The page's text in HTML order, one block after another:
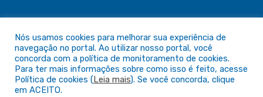
Todos os direitos reservados a Câmara de São Félix do Araguaia
Mapa do Site
Acessar Área Administrativa
Nós usamos cookies para melhorar sua experiência de
navegação no portal. Ao utilizar nosso portal, você
concorda com a política de monitoramento de cookies.
Para ter mais informações sobre como isso é feito, acesse
Política de cookies (Leia mais). Se você concorda, clique
em ACEITO.